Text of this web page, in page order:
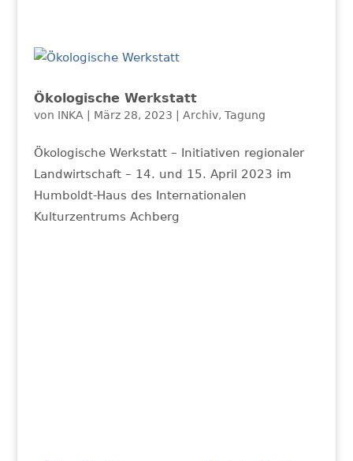
Ökologische Werkstatt
von INKA März 28, 2023 Archiv, Tagung
Ökologische Werkstatt – Initiativen regionaler
Landwirtschaft – 14. und 15. April 2023 im
Humboldt-Haus des Internationalen
Kulturzentrums Achberg